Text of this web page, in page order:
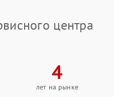
центра
4
лет на рынке